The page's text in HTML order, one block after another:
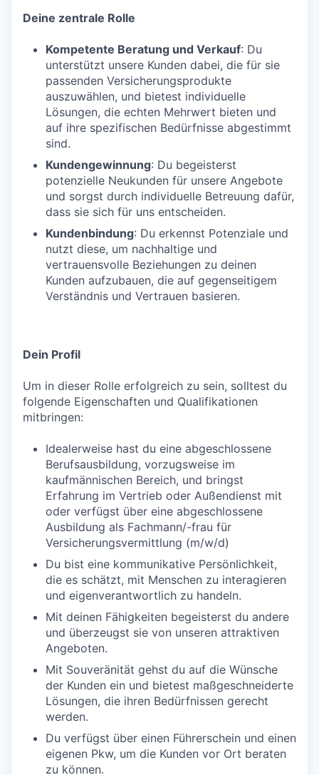
Deine zentrale Rolle
Kompetente Beratung und Verkauf: Du
unterstützt unsere Kunden dabei, die für sie
passenden Versicherungsprodukte
auszuwählen, und bietest individuelle
Lösungen, die echten Mehrwert bieten und
auf ihre spezifischen Bedürfnisse abgestimmt
sind.
Kundengewinnung: Du begeisterst
potenzielle Neukunden für unsere Angebote
und sorgst durch individuelle Betreuung dafür,
dass sie sich für uns entscheiden.
Kundenbindung: Du erkennst Potenziale und
nutzt diese, um nachhaltige und
vertrauensvolle Beziehungen zu deinen
Kunden aufzubauen, die auf gegenseitigem
Verständnis und Vertrauen basieren.
Dein Profil
Um in dieser Rolle erfolgreich zu sein, solltest du
folgende Eigenschaften und Qualifikationen
mitbringen:
Idealerweise hast du eine abgeschlossene
Berufsausbildung, vorzugsweise im
kaufmännischen Bereich, und bringst
Erfahrung im Vertrieb oder Außendienst mit
oder verfügst über eine abgeschlossene
Ausbildung als Fachmann/-frau für
Versicherungsvermittlung (m/w/d)
Du bist eine kommunikative Persönlichkeit,
die es schätzt, mit Menschen zu interagieren
und eigenverantwortlich zu handeln.
Mit deinen Fähigkeiten begeisterst du andere
und überzeugst sie von unseren attraktiven
Angeboten.
Mit Souveränität gehst du auf die Wünsche
der Kunden ein und bietest maßgeschneiderte
Lösungen, die ihren Bedürfnissen gerecht
werden.
Du verfügst über einen Führerschein und einen
eigenen Pkw, um die Kunden vor Ort beraten
zu können.